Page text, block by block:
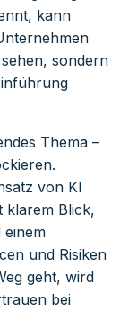
kann
sondern
Thema –
von KI
klarem Blick,
einem
und Risiken
geht, wird
bei